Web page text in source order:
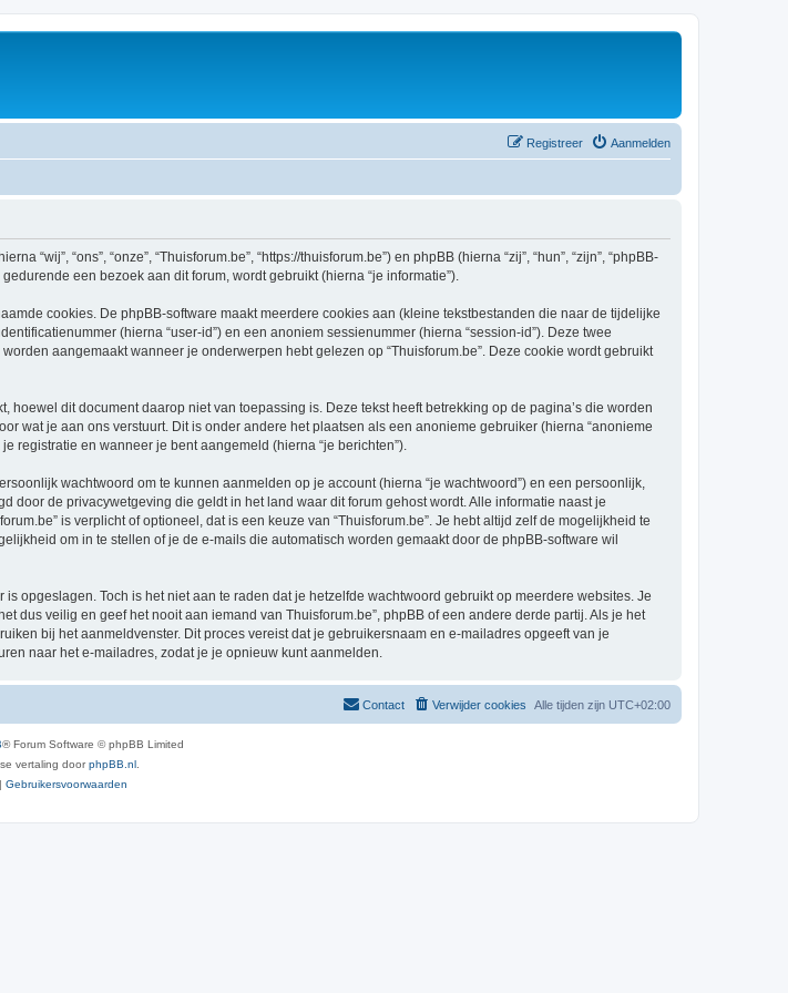
Aanmelden
Registreer
“ons”, “onze”, “Thuisforum.be”, “https://thuisforum.be”) en phpBB (hierna “zij”, “hun”, “zijn”, “phpBB-
een bezoek aan dit forum, wordt gebruikt (hierna “je informatie”).
cookies. De phpBB-software maakt meerdere cookies aan (kleine tekstbestanden die naar de tijdelijke
(hierna “user-id”) en een anoniem sessienummer (hierna “session-id”). Deze twee
aangemaakt wanneer je onderwerpen hebt gelezen op “Thuisforum.be”. Deze cookie wordt gebruikt
dit document daarop niet van toepassing is. Deze tekst heeft betrekking op de pagina’s die worden
wat je aan ons verstuurt. Dit is onder andere het plaatsen als een anonieme gebruiker (hierna “anonieme
registratie en wanneer je bent aangemeld (hierna “je berichten”).
wachtwoord om te kunnen aanmelden op je account (hierna “je wachtwoord”) en een persoonlijk,
door de privacywetgeving die geldt in het land waar dit forum gehost wordt. Alle informatie naast je
is verplicht of optioneel, dat is een keuze van “Thuisforum.be”. Je hebt altijd zelf de mogelijkheid te
om in te stellen of je de e-mails die automatisch worden gemaakt door de phpBB-software wil
opgeslagen. Toch is het niet aan te raden dat je hetzelfde wachtwoord gebruikt op meerdere websites. Je
dus veilig en geef het nooit aan iemand van Thuisforum.be”, phpBB of een andere derde partij. Als je het
bij het aanmeldvenster. Dit proces vereist dat je gebruikersnaam en e-mailadres opgeeft van je
naar het e-mailadres, zodat je je opnieuw kunt aanmelden.
Alle tijden zijn UTC+02:00
Verwijder cookies
Contact
® Forum Software © phpBB Limited
vertaling doorphpBB.nl
| Gebruikersvoorwaarden